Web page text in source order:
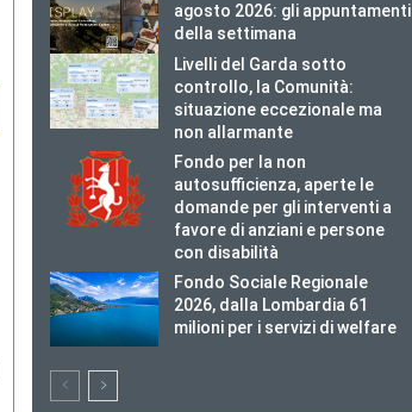
agosto 2026: gli appuntamenti
della settimana
Livelli del Garda sotto
controllo, la Comunità:
situazione eccezionale ma
non allarmante
Fondo per la non
autosufficienza, aperte le
domande per gli interventi a
favore di anziani e persone
con disabilità
Fondo Sociale Regionale
2026, dalla Lombardia 61
milioni per i servizi di welfare